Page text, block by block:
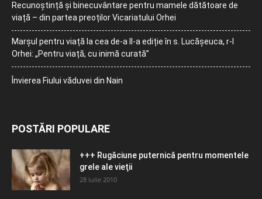
Recunoștință și binecuvântare pentru mamele dătătoare de
viață – din partea preoților Vicariatului Orhei
Marșul pentru viață la cea de-a II-a ediție în s. Lucășeuca, r-l
Orhei: „Pentru viață, cu inimă curată”
Învierea Fiului văduvei din Nain
POSTĂRI POPULARE
+++ Rugăciune puternică pentru momentele
grele ale vieţii
28 iulie 2010